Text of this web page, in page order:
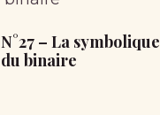
N°27 – La symbolique
du binaire